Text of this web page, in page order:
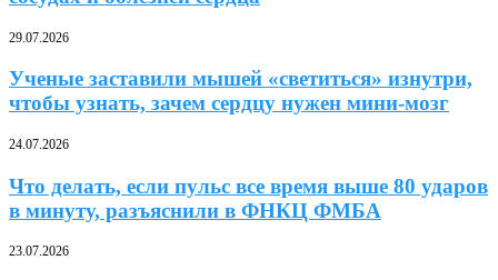
29.07.2026
Ученые заставили мышей «светиться» изнутри,
чтобы узнать, зачем сердцу нужен мини-мозг
24.07.2026
Что делать, если пульс все время выше 80 ударов
в минуту, разъяснили в ФНКЦ ФМБА
23.07.2026